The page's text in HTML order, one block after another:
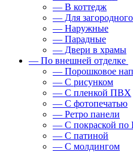
— В коттедж
— Для
— Наружные
— Парадные
— Двери в храмы
— По внешней отделке
— Порошковое
— С рисунком
— С пленкой ПВХ
— С фотопечатью
— Ретро панели
— С покраской по
— С патиной
— С молдингом